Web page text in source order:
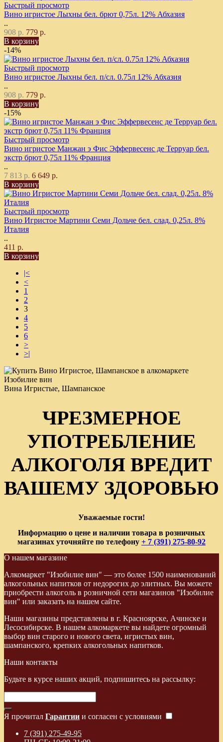
Быстрый просмотр
Вино игристое Лыхны бел. брют 0,75л. 12% Абхазия
..
908 р. 779 р.
В корзину
-14%
Быстрый просмотр
Вино игристое Лыхны бел. п/сл. 0.75л 12% Абхазия
..
908 р. 779 р.
В корзину
-15%
Быстрый просмотр
Вино игристое Манжан э Фис Эффервесенс де Терруар бел.
экстр брют 0,75л 11% Франция
..
7 813 р. 6 649 р.
В корзину
Быстрый просмотр
Вино Игристое Мартини Семи Дольче бел. слад. 0,25л. 8%
Италия
..
411 р.
В корзину
|<
<
1
2
3
4
5
6
>
>|
Вина Игристые, Шампанское
ЧРЕЗМЕРНОЕ
УПОТРЕБЛЕНИЕ
АЛКОГОЛЯ ВРЕДИТ
ВАШЕМУ ЗДОРОВЬЮ
Уважаемые гости!
Информацию о цене и наличии товара в розничных
магазинах уточняйте по телефону + 7 (391) 275-80-92
О нашем магазине
Алкомаркет "Изобилие вин" — это более 1500 наименований
алкогольных напитков от недорогих до элитных. Вы можете
приобрести алкоголь в розничной сети магазинов "Изобилие
вин" или заказать на нашем сайте.
Наши магазины представлены в г. Красноярске, Ачинске и
Лесосибирске. В нашем алкомаркете вы найдете огромный
выбор вин старого и нового света, игристых вин,
шампанского, крепких алкогольных напитков.
Наши контакты
Будьте в курсе наших акций, подпишитесь на рассылку:
Я прочитал Гарантии и согласен с условиями
7 (391) 275-49-95